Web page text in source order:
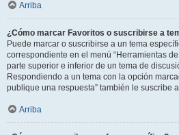
Arriba
¿Cómo marcar Favoritos o suscribirse a
Puede marcar o suscribirse a un tema
correspondiente en el menú “Herramientas
parte superior e inferior de un tema de
Respondiendo a un tema con la opción
publique una respuesta” también le suscribe
Arriba